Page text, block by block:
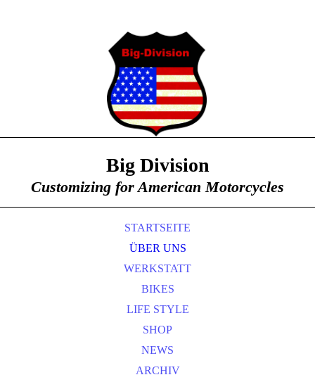
Big Division
Customizing for American Motorcycles
STARTSEITE
ÜBER UNS
WERKSTATT
BIKES
LIFE STYLE
SHOP
NEWS
ARCHIV